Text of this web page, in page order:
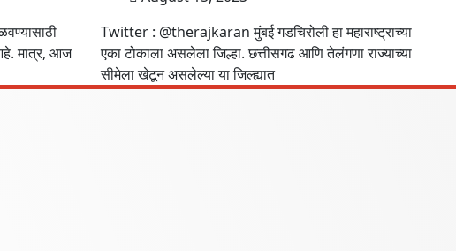
मात्र, आज
Twitter : @therajkaran मुंबई गडचिरोली हा महाराष्ट्राच्या
एका टोकाला असलेला जिल्हा. छत्तीसगढ आणि तेलंगणा राज्याच्या
सीमेला खेटून असलेल्या या जिल्ह्यात